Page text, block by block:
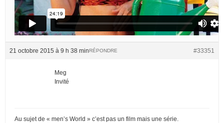
21 octobre 2015 à 9 h 38 min #33351
RÉPONDRE
Meg
Invité
Au sujet de « men’s World » c’est pas un film mais une série.